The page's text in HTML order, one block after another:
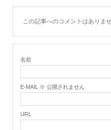
この記事へのコメントはありませ
名前
E-MAIL ※ 公開されません
URL